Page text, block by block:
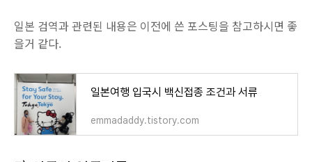
일본 검역과 관련된 내용은 이전에 쓴 포스팅을 참고하시면 좋
을거 같다.
일본여행 입국시 백신접종 조건과 서류
emmadaddy.tistory.com